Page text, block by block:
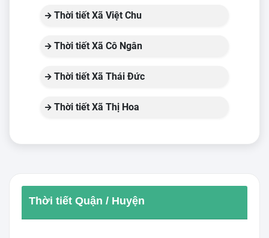
Thời tiết Xã Việt Chu
Thời tiết Xã Cô Ngân
Thời tiết Xã Thái Đức
Thời tiết Xã Thị Hoa
Thời tiết Quận / Huyện